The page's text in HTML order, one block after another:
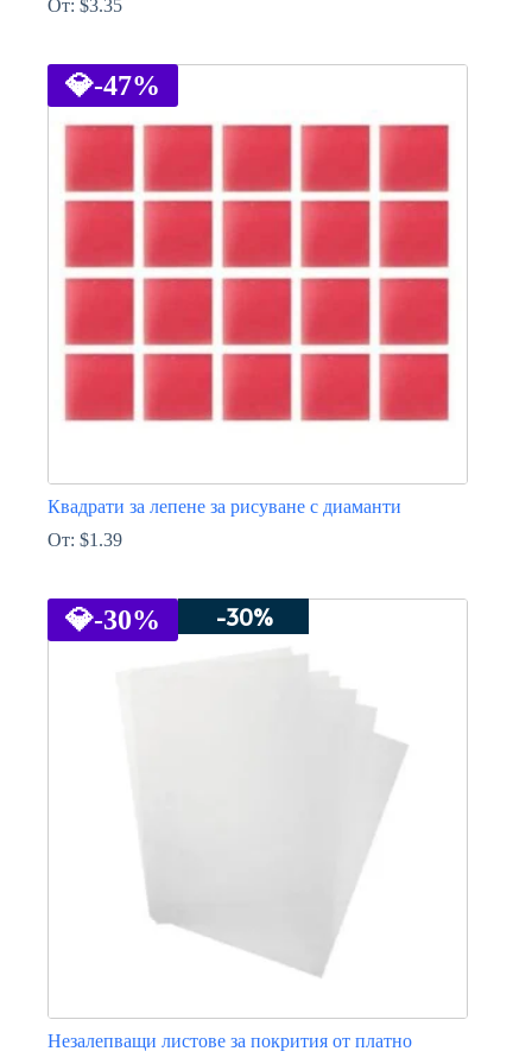
От: $3.35
has
multiple
variants.
may
the
💎-47%
Квадрати за лепене за рисуване с диаманти
От: $1.39
has
multiple
💎-30% -30%
Незалепващи листове за покрития от платно